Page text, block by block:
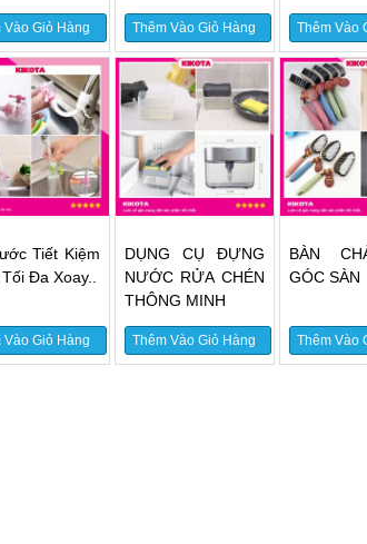
Vào Giỏ Hàng Thêm Vào Giỏ Hàng Thêm Vào
Tiết Kiệm
Đa Xoay..
Vào Giỏ Hàng
DỤNG CỤ ĐỰNG
NƯỚC RỬA CHÉN
THÔNG MINH
Thêm Vào Giỏ Hàng
BÀN
GÓC SÀN
Thêm Vào